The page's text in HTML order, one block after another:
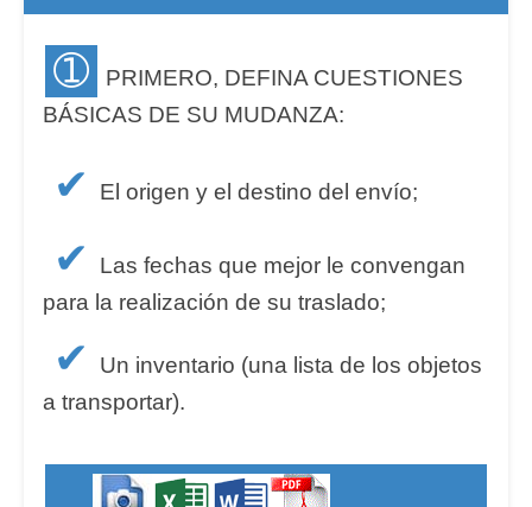
➀
PRIMERO, DEFINA CUESTIONES
BÁSICAS DE SU MUDANZA:
✔ El origen y el destino del envío;
✔
Las fechas que mejor le convengan
para la realización de su traslado;
✔
Un inventario (una lista de los objetos
a transportar).